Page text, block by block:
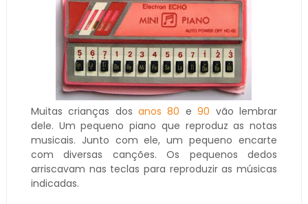
Muitas crianças dosanos 80 e90 vão lembrar
dele. Um pequeno piano que reproduz as notas
musicais. Junto com ele, um pequeno encarte
com diversas canções. Os pequenos dedos
arriscavam nas teclas para reproduzir as músicas
indicadas.